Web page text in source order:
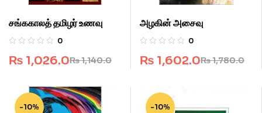
சங்ககாலத் தமிழர் உணவு
0
₨1,140.0
₨ 1,026.0
அழகின் அசைவு
0
₨1,780.0
₨ 1,602.0
-10% -10%